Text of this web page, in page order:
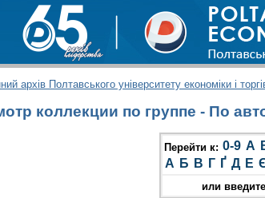
архів Полтавського університету економіки і
коллекции по группе - По
Перейти к: 0-9 A
А Б В Г Ґ Д Е
или